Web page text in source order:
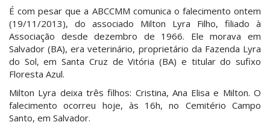
É com pesar que a ABCCMM comunica o falecimento ontem
(19/11/2013), do associado Milton Lyra Filho, filiado à
Associação desde dezembro de 1966. Ele morava em
Salvador (BA), era veterinário, proprietário da Fazenda Lyra
do Sol, em Santa Cruz de Vitória (BA) e titular do sufixo
Floresta Azul.
Milton Lyra deixa três filhos: Cristina, Ana Elisa e Milton. O
falecimento ocorreu hoje, às 16h, no Cemitério Campo
Santo, em Salvador.